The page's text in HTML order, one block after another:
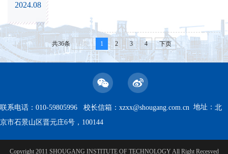
2024.08
共36条 上页 1 2 3 4 下页
联系电话：010-59805996 校长信箱： xzxx@shougang.com.cn 地址： 北
京市石景山区晋元庄6号，100144
Copyright 2011 SHOUGANG INSTITUTE OF TECHNOLOGY All Right Recesved